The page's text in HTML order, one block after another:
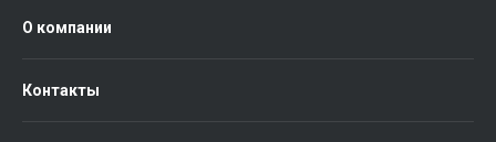
О компании
Контакты